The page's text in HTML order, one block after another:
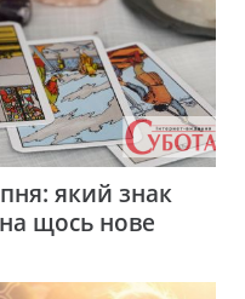
який знак
щось нове